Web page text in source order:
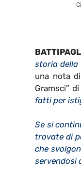
storia della
una nota
Gramsci”
fatti per
Se si
trovate di
che
servendosi